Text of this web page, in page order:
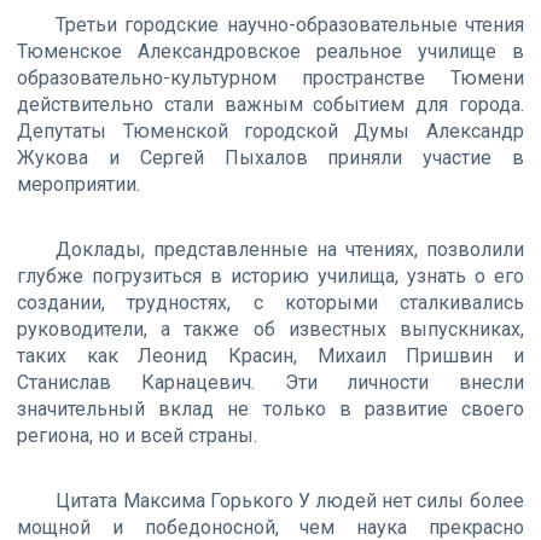
Третьи городские научно-образовательные чтения
Тюменское Александровское реальное училище в
образовательно-культурном пространстве Тюмени
действительно стали важным событием для города.
Депутаты Тюменской городской Думы Александр
Жукова и Сергей Пыхалов приняли участие в
мероприятии.
Доклады, представленные на чтениях, позволили
глубже погрузиться в историю училища, узнать о его
создании, трудностях, с которыми сталкивались
руководители, а также об известных выпускниках,
таких как Леонид Красин, Михаил Пришвин и
Станислав Карнацевич. Эти личности внесли
значительный вклад не только в развитие своего
региона, но и всей страны.
Цитата Максима Горького У людей нет силы более
мощной и победоносной, чем наука прекрасно